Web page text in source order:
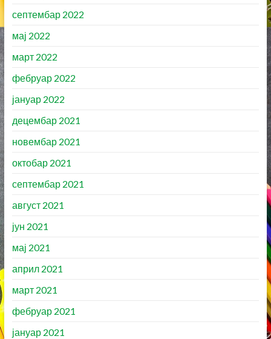
септембар 2022
мај 2022
март 2022
фебруар 2022
јануар 2022
децембар 2021
новембар 2021
октобар 2021
септембар 2021
август 2021
јун 2021
мај 2021
април 2021
март 2021
фебруар 2021
јануар 2021